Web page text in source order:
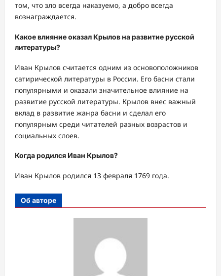
том, что зло всегда наказуемо, а добро всегда
вознаграждается.
Какое влияние оказал Крылов на развитие русской
литературы?
Иван Крылов считается одним из основоположников
сатирической литературы в России. Его басни стали
популярными и оказали значительное влияние на
развитие русской литературы. Крылов внес важный
вклад в развитие жанра басни и сделал его
популярным среди читателей разных возрастов и
социальных слоев.
Когда родился Иван Крылов?
Иван Крылов родился 13 февраля 1769 года.
Об авторе